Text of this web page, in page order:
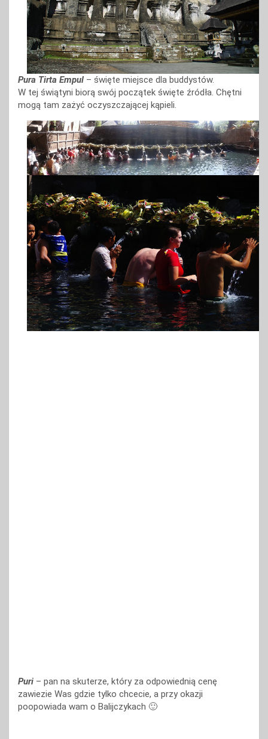
Pura Tirta Empul – święte miejsce dla buddystów.
W tej świątyni biorą swój początek święte źródła. Chętni
mogą tam zażyć oczyszczającej kąpieli.
Puri – pan na skuterze, który za odpowiednią cenę
zawiezie Was gdzie tylko chcecie, a przy okazji
poopowiada wam o Balijczykach 🙂